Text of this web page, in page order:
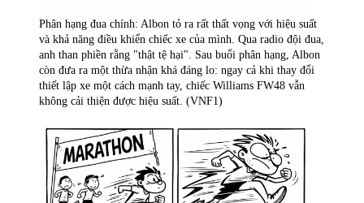
Phân hạng đua chính: Albon tỏ ra rất thất vọng với hiệu suất
và khả năng điều khiển chiếc xe của mình. Qua radio đội đua,
anh than phiền rằng "thật tệ hại". Sau buổi phân hạng, Albon
còn đưa ra một thừa nhận khá đáng lo: ngay cả khi thay đổi
thiết lập xe một cách mạnh tay, chiếc Williams FW48 vẫn
không cải thiện được hiệu suất. (VNF1)